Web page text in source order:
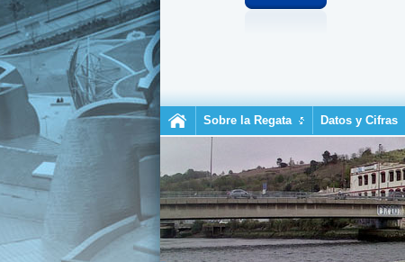
Sobre la Regata Datos y Cifras